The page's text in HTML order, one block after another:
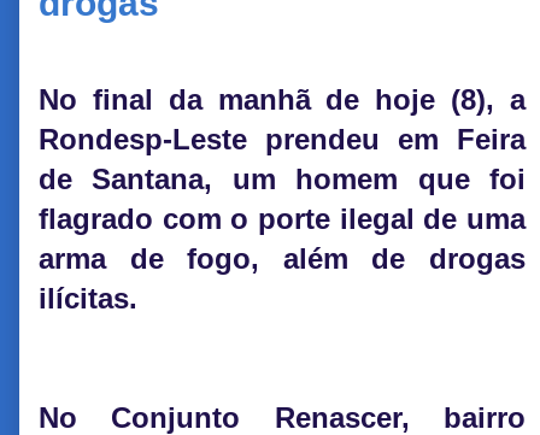
No final da manhã de hoje (8), a
Rondesp-Leste prendeu em Feira
de Santana, um homem que foi
flagrado com o porte ilegal de uma
arma de fogo, além de drogas
ilícitas.
No Conjunto Renascer,